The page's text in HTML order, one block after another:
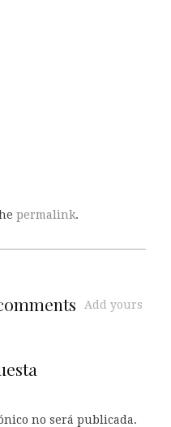
permalink.
Add yours
no será publicada.